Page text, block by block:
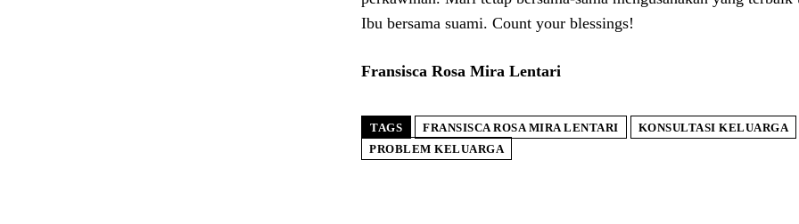
Ibu bersama suami. Count your blessings!
Fransisca Rosa Mira Lentari
TAGS FRANSISCA ROSA MIRA LENTARI
KONSULTASI KELUARGA
PROBLEM KELUARGA